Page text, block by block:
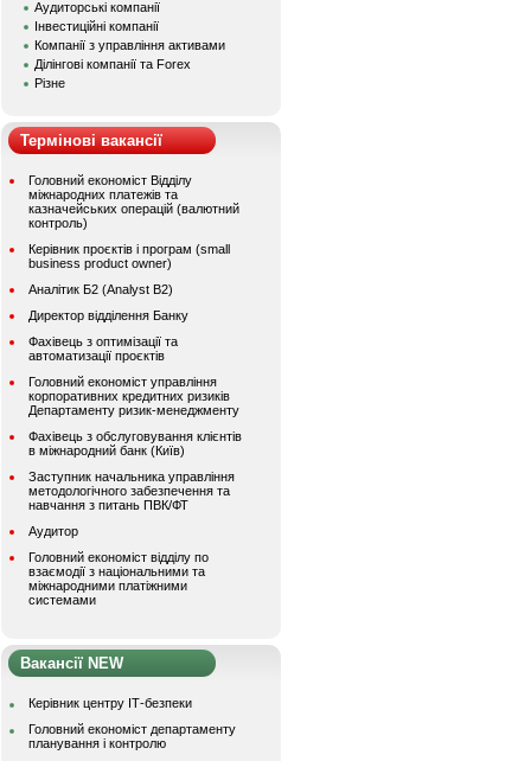
Аудиторські компанії
Інвестиційні компанії
Компанії з управління активами
Ділінгові компанії та Forex
Різне
Термінові вакансії
Головний економіст Відділу
міжнародних платежів та
казначейських операцій (валютний
контроль)
Керівник проєктів і програм (small
business product owner)
Аналітик Б2 (Analyst B2)
Директор відділення Банку
Фахівець з оптимізації та
автоматизації проєктів
Головний економіст управління
корпоративних кредитних ризиків
Департаменту ризик-менеджменту
Фахівець з обслуговування клієнтів
в міжнародний банк (Київ)
Заступник начальника управління
методологічного забезпечення та
навчання з питань ПВК/ФТ
Аудитор
Головний економіст відділу по
взаємодії з національними та
міжнародними платіжними
системами
Вакансії NEW
Керівник центру ІТ-безпеки
Головний економіст департаменту
планування і контролю